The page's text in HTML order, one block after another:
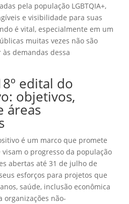
pela população LGBTQIA+,
e visibilidade para suas
é vital, especialmente em um
muitas vezes não são
demandas dessa
edital do
objetivos,
áreas
é um marco que promete
o progresso da população
abertas até 31 de julho de
esforços para projetos que
saúde, inclusão econômica
organizações não-